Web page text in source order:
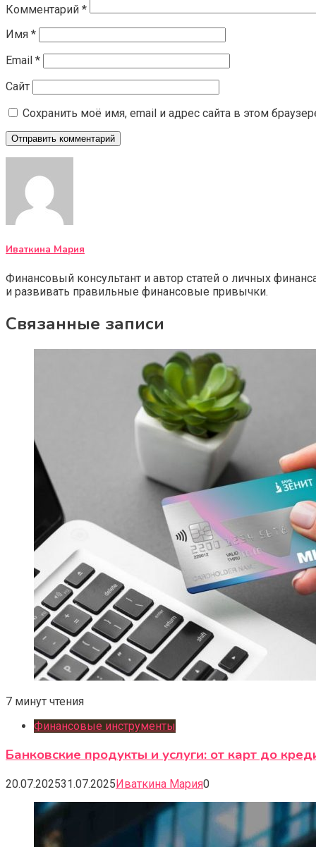
Комментарий *
Имя *
Email *
Сайт
Сохранить моё имя, email и адрес сайта в этом
Иваткина Мария
Финансовый консультант и автор статей о личных
и развивать правильные финансовые привычки.
Связанные записи
7 минут чтения
Финансовые инструменты
Банковские продукты и услуги: от карт до
20.07.202531.07.2025 Иваткина Мария0